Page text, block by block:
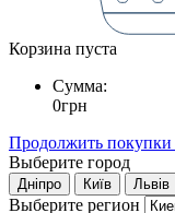
Корзина пуста
Сумма:
0грн
Продолжить покупки
Выберите город
Дніпро Київ Львів
Выберите регион